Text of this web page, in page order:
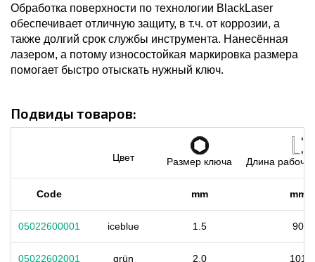
Обработка поверхности по технологии BlackLaser
обеспечивает отличную защиту, в т.ч. от коррозии, а
также долгий срок службы инструмента. Нанесённая
лазером, а потому износостойкая маркировка размера
помогает быстро отыскать нужный ключ.
Подвиды товаров:
Цвет Размер ключа Длина
Code mm mm
05022600001 iceblue 1.5 90
05022602001 grün 2.0 101